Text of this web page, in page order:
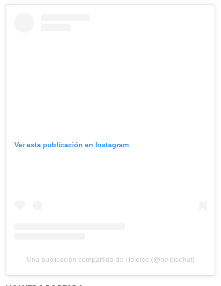
Ver esta publicación en Instagram
Una publicación compartida de Héloïse (@heloisehut)